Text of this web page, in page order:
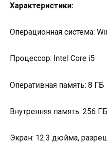
Характеристики:
Операционная система:
Процессор: Intel Core i5
Оперативная память: 8 ГБ
Внутренняя память: 256 ГБ
Экран: 12.3 дюйма,